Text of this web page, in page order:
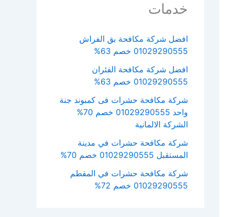
خدمات
افضل شركة مكافحة بق الفراش
01029290555 خصم 63%
افضل شركة مكافحة الفئران
01029290555 خصم 63%
شركة مكافحة حشرات فى كمبوند جنة
واحد 01029290555 خصم 70%
الشركة الالمانية
شركة مكافحة حشرات في مدينة
المستقبل 01029290555 خصم 70%
شركة مكافحة حشرات في المقطم
01029290555 خصم 72%